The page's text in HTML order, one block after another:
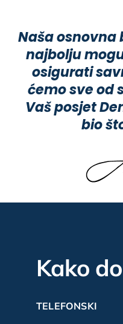
Naša osnovna
najbolju
osigurati
ćemo sve od
Vaš posjet
bio
Kako
TELEFONSKI